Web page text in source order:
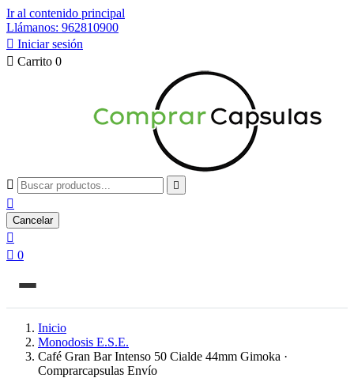
Ir al contenido principal
Llámanos: 962810900
 Iniciar sesión
 Carrito 0
 

Cancelar

 0
Inicio
Monodosis E.S.E.
Café Gran Bar Intenso 50 Cialde 44mm Gimoka ·
Comprarcapsulas Envío